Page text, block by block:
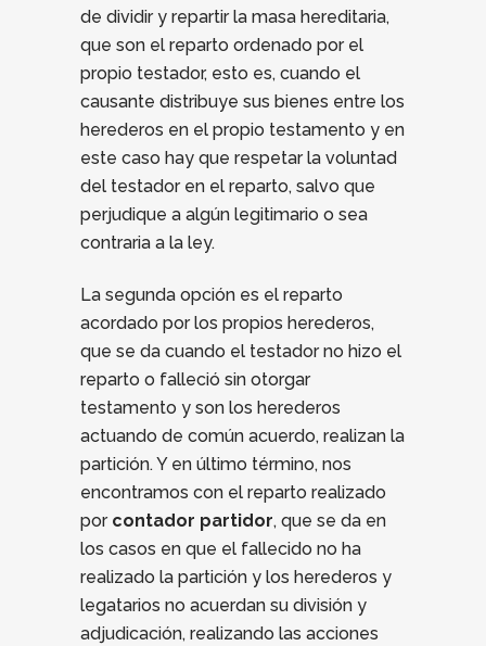
de dividir y repartir la masa hereditaria,
que son el reparto ordenado por el
propio testador, esto es, cuando el
causante distribuye sus bienes entre los
herederos en el propio testamento y en
este caso hay que respetar la voluntad
del testador en el reparto, salvo que
perjudique a algún legitimario o sea
contraria a la ley.
La segunda opción es el reparto
acordado por los propios herederos,
que se da cuando el testador no hizo el
reparto o falleció sin otorgar
testamento y son los herederos
actuando de común acuerdo, realizan la
partición. Y en último término, nos
encontramos con el reparto realizado
por contador partidor, que se da en
los casos en que el fallecido no ha
realizado la partición y los herederos y
legatarios no acuerdan su división y
adjudicación, realizando las acciones